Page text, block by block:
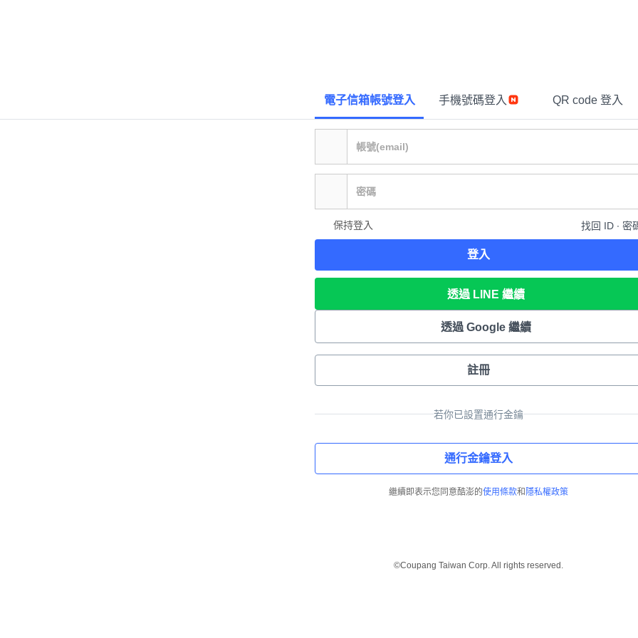
電子信箱帳號登入 手機號碼登入 QR code 登入
保持登入 找回 ID ∙ 密
登入
透過 LINE 繼續
透過 Google 繼續
註冊
若你已設置通行金鑰
通行金鑰登入
繼續即表示您同意酷澎的使用條款和 隱私權政策
©Coupang Taiwan Corp. All rights reserved.